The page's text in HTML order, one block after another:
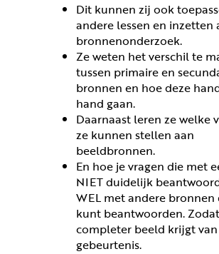
Dit kunnen zij ook
andere lessen en inzetten
bronnenonderzoek.
Ze weten het verschil te
tussen primaire en
bronnen en hoe deze
hand gaan.
Daarnaast leren ze welke
ze kunnen stellen aan
beeldbronnen.
En hoe je vragen die met
NIET duidelijk
WEL met andere bronnen
kunt beantwoorden.
completer beeld krijgt
gebeurtenis.